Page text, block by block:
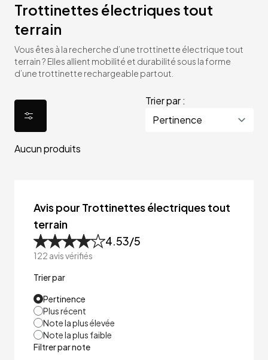
Trottinettes électriques tout
terrain
Vous êtes à la recherche d’une trottinette électrique tout
terrain ? Elles allient mobilité et durabilité sous la forme
d’une trottinette rechargeable partout.
Trier par :
Aucun produits
Avis pour Trottinettes électriques tout
terrain
4.53/5
122 avis vérifiés
Trier par
Pertinence
Plus récent
Note la plus élevée
Note la plus faible
Filtrer par note